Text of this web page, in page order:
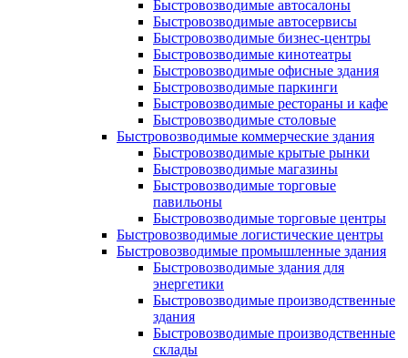
Быстровозводимые автосалоны
Быстровозводимые автосервисы
Быстровозводимые бизнес-центры
Быстровозводимые кинотеатры
Быстровозводимые офисные здания
Быстровозводимые паркинги
Быстровозводимые рестораны и кафе
Быстровозводимые столовые
Быстровозводимые коммерческие здания
Быстровозводимые крытые рынки
Быстровозводимые магазины
Быстровозводимые торговые
павильоны
Быстровозводимые торговые центры
Быстровозводимые логистические центры
Быстровозводимые промышленные здания
Быстровозводимые здания для
энергетики
Быстровозводимые производственные
здания
Быстровозводимые производственные
склады